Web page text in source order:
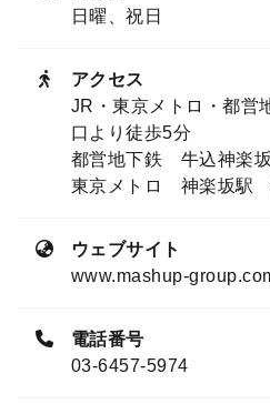
日曜、祝日
アクセス
JR・東京メトロ・都
口より徒歩5分
都営地下鉄 牛込神楽
東京メトロ 神楽坂駅
ウェブサイト
www.mashup-
電話番号
03-6457-5974